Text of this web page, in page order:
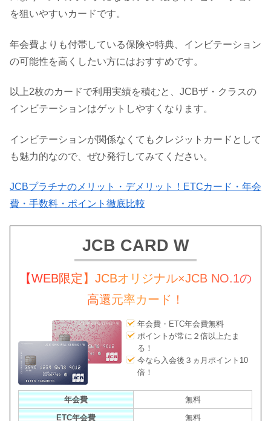
を狙いやすいカードです。
年会費よりも付帯している保険や特典、インビテーション
の可能性を高くしたい方にはおすすめです。
以上2枚のカードで利用実績を積むと、JCBザ・クラスの
インビテーションはゲットしやすくなります。
インビテーションが関係なくてもクレジットカードとして
も魅力的なので、ぜひ発行してみてください。
JCBプラチナのメリット・デメリット！ETCカード・年会
費・手数料・ポイント徹底比較
JCB CARD W
【WEB限定】JCBオリジナル×JCB NO.1の
高還元率カード！
年会費・ETC年会費無料
ポイントが常に２倍以上たま
る！
今なら入会後３ヵ月ポイント10
倍！
年会費
無料
ETC年会費
無料